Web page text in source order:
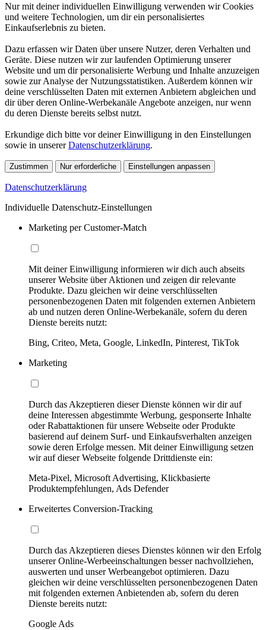
Nur mit deiner individuellen Einwilligung verwenden wir Cookies
und weitere Technologien, um dir ein personalisiertes
Einkaufserlebnis zu bieten.
Dazu erfassen wir Daten über unsere Nutzer, deren Verhalten und
Geräte. Diese nutzen wir zur laufenden Optimierung unserer
Website und um dir personalisierte Werbung und Inhalte anzuzeigen
sowie zur Analyse der Nutzungsstatistiken. Außerdem können wir
deine verschlüsselten Daten mit externen Anbietern abgleichen und
dir über deren Online-Werbekanäle Angebote anzeigen, nur wenn
du deren Dienste bereits selbst nutzt.
Erkundige dich bitte vor deiner Einwilligung in den Einstellungen
sowie in unsererDatenschutzerklärung.
Zustimmen Nur erforderliche Einstellungen anpassen
Datenschutzerklärung
Individuelle Datenschutz-Einstellungen
Marketing per Customer-Match
Mit deiner Einwilligung informieren wir dich auch abseits
unserer Website über Aktionen und zeigen dir relevante
Produkte. Dazu gleichen wir deine verschlüsselten
personenbezogenen Daten mit folgenden externen Anbietern
ab und nutzen deren Online-Werbekanäle, sofern du deren
Dienste bereits nutzt:
Bing, Criteo, Meta, Google, LinkedIn, Pinterest, TikTok
Marketing
Durch das Akzeptieren dieser Dienste können wir dir auf
deine Interessen abgestimmte Werbung, gesponserte Inhalte
oder Rabattaktionen für unsere Webseite oder Produkte
basierend auf deinem Surf- und Einkaufsverhalten anzeigen
sowie deren Erfolge messen. Mit deiner Einwilligung setzen
wir auf dieser Webseite folgende Drittdienste ein:
Meta-Pixel, Microsoft Advertising, Klickbasierte
Produktempfehlungen, Ads Defender
Erweitertes Conversion-Tracking
Durch das Akzeptieren dieses Dienstes können wir den Erfolg
unserer Online-Werbeeinschaltungen besser nachvollziehen,
auswerten und unser Werbeangebot optimieren. Dazu
gleichen wir deine verschlüsselten personenbezogenen Daten
mit folgenden externen Anbietenden ab, sofern du deren
Dienste bereits nutzt:
Google Ads